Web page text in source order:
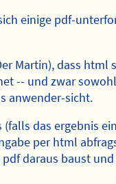
einige pdf-
Martin), dass html
-- und zwar
anwender-sicht.
das ergebnis
per html
daraus baust und